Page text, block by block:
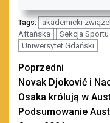
Tags: akademicki
Aftańska
Sekcja
Uniwersytet Gdański
Zobacz
wpisy
Poprzedni
Novak Djoković i
Osaka królują w
Podsumowanie